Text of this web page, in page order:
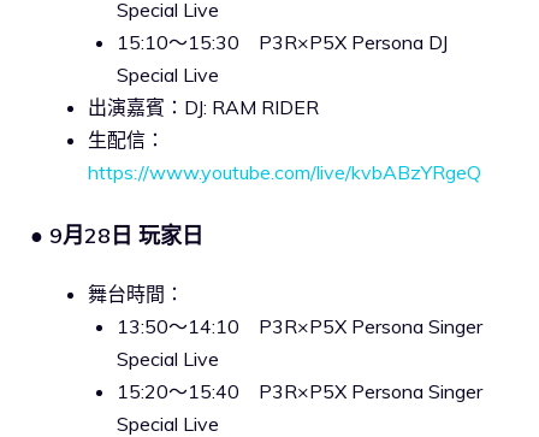
Special Live
15:10～15:30 P3R×P5X Persona DJ
Special Live
出演嘉賓：DJ: RAM RIDER
生配信：
https://www.youtube.com/live/kvbABzYRgeQ
● 9月28日 玩家日
舞台時間：
13:50～14:10 P3R×P5X Persona Singer
Special Live
15:20～15:40 P3R×P5X Persona Singer
Special Live